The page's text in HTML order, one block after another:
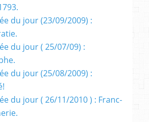
du jour (23/09/2009) :
du jour ( 25/07/09) :
du jour (25/08/2009) :
du jour ( 26/11/2010 ) : Franc-